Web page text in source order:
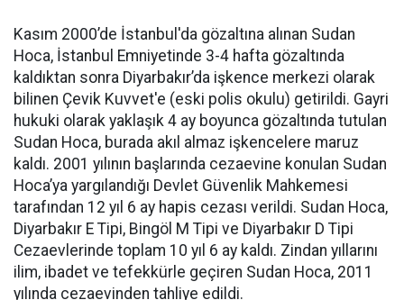
Kasım 2000’de İstanbul'da gözaltına alınan Sudan
Hoca, İstanbul Emniyetinde 3-4 hafta gözaltında
kaldıktan sonra Diyarbakır’da işkence merkezi olarak
bilinen Çevik Kuvvet'e (eski polis okulu) getirildi. Gayri
hukuki olarak yaklaşık 4 ay boyunca gözaltında tutulan
Sudan Hoca, burada akıl almaz işkencelere maruz
kaldı. 2001 yılının başlarında cezaevine konulan Sudan
Hoca’ya yargılandığı Devlet Güvenlik Mahkemesi
tarafından 12 yıl 6 ay hapis cezası verildi. Sudan Hoca,
Diyarbakır E Tipi, Bingöl M Tipi ve Diyarbakır D Tipi
Cezaevlerinde toplam 10 yıl 6 ay kaldı. Zindan yıllarını
ilim, ibadet ve tefekkürle geçiren Sudan Hoca, 2011
yılında cezaevinden tahliye edildi.